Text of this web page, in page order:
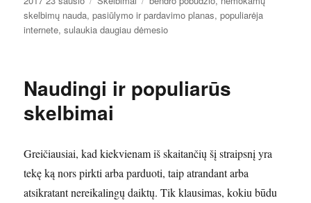
skelbimų nauda,pasiūlymo ir pardavimo planas,populiarėja
internete,sulaukia daugiau dėmesio
Naudingi ir populiarūs
skelbimai
Greičiausiai, kad kiekvienam iš skaitančių šį straipsnį yra
tekę ką nors pirkti arba parduoti, taip atrandant arba
atsikratant nereikalingų daiktų. Tik klausimas, kokiu būdu